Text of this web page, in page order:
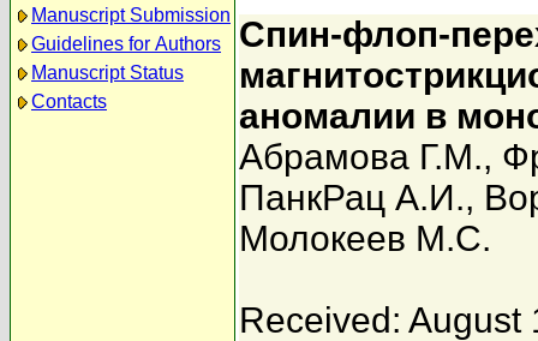
Manuscript Submission
Guidelines for Authors
Manuscript Status
Contacts
Спин-флоп-
аномалии в
Абрамова Г.М.,
ПанкРац А.И.,
Молокеев М.С.
Received: August